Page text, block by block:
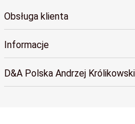
Obsługa klienta
Informacje
D&A Polska Andrzej Królikowski